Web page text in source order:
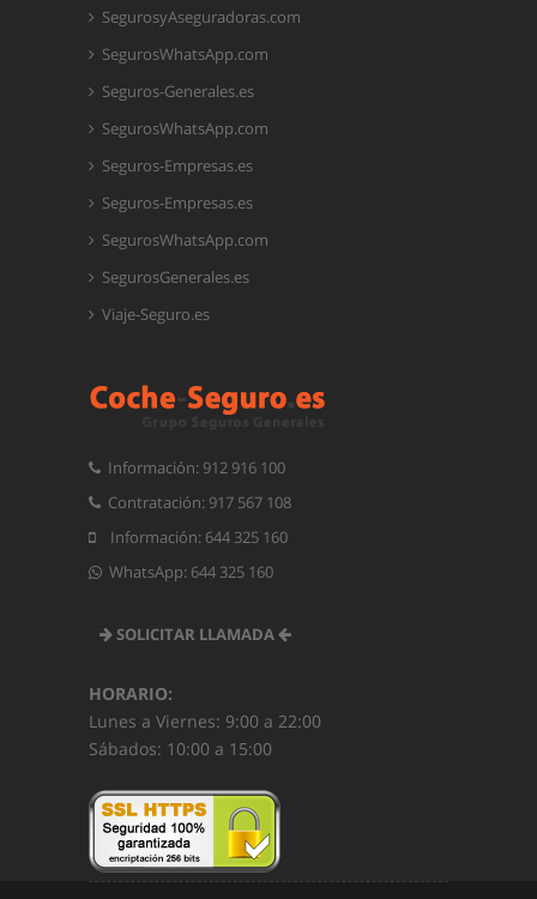
SegurosyAseguradoras.com
SegurosWhatsApp.com
Seguros-Generales.es
SegurosWhatsApp.com
Seguros-Empresas.es
Seguros-Empresas.es
SegurosWhatsApp.com
SegurosGenerales.es
Viaje-Seguro.es
Información: 912 916 100
Contratación: 917 567 108
Información: 644 325 160
WhatsApp: 644 325 160
SOLICITAR LLAMADA
HORARIO:
Lunes a Viernes: 9:00 a 22:00
Sábados: 10:00 a 15:00